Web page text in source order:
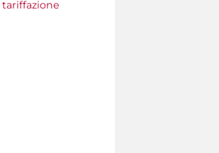
tariffazione